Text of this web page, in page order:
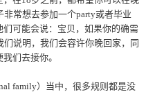
非常想去参加一个party或者毕业
可能会说：宝贝，如果你的确需
说明，我们会容许你晚回家，同
们去接你。
family）当中，很多规则都是没